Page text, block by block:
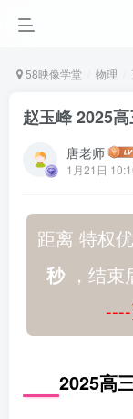
58映像学堂 物理
赵玉峰 2025
唐老师
1月21日
距离 特权
秒，结束
2025高三